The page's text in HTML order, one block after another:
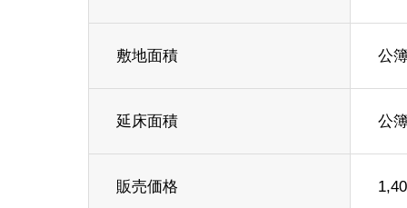
敷地面積 公
延床面積 公
販売価格